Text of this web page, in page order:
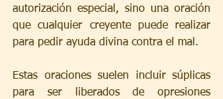
autorización especial, sino una oración
que cualquier creyente puede realizar
para pedir ayuda divina contra el mal.
Estas oraciones suelen incluir súplicas
para ser liberados de opresiones